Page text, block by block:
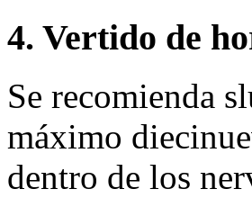
4. Vertido de
Se recomienda
máximo
dentro de los